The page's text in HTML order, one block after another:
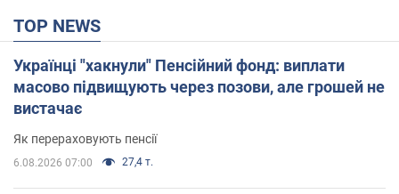
TOP NEWS
Українці "хакнули" Пенсійний фонд: виплати
масово підвищують через позови, але грошей не
вистачає
Як перераховують пенсії
6.08.2026 07:00 27,4 т.